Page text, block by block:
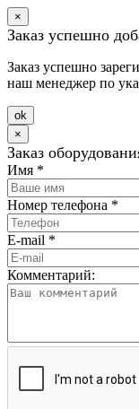
×
Заказ успешно
Заказ успешно
наш менеджер по
оk
×
Заказ
Имя *
Номер телефона *
E-mail *
Комментарий: